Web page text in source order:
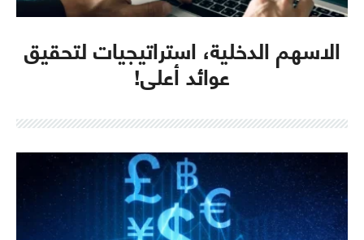
الاسهم الدخلية، استراتيجيات لتحقيق
عوائد أعلى!